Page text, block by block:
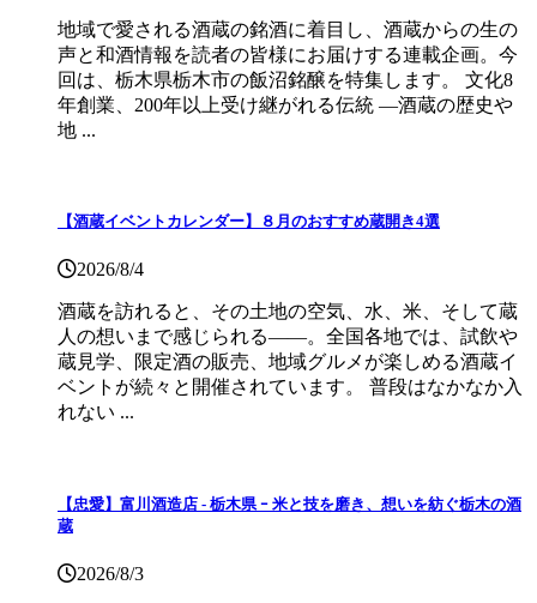
地域で愛される酒蔵の銘酒に着目し、酒蔵からの生の
声と和酒情報を読者の皆様にお届けする連載企画。今
回は、栃木県栃木市の飯沼銘醸を特集します。 文化8
年創業、200年以上受け継がれる伝統 ―酒蔵の歴史や
地 ...
【酒蔵イベントカレンダー】８月のおすすめ蔵開き4選
2026/8/4
酒蔵を訪れると、その土地の空気、水、米、そして蔵
人の想いまで感じられる——。全国各地では、試飲や
蔵見学、限定酒の販売、地域グルメが楽しめる酒蔵イ
ベントが続々と開催されています。 普段はなかなか入
れない ...
【忠愛】富川酒造店 ‐ 栃木県 ｰ 米と技を磨き、想いを紡ぐ栃木の酒
蔵
2026/8/3